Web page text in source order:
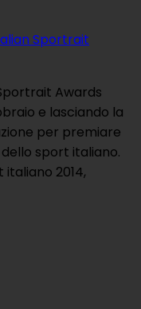
Sportrait
Awards
e lasciando la
per premiare
sport italiano.
2014,